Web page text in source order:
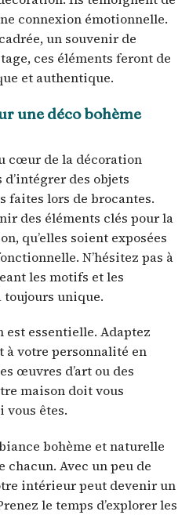
connexion émotionnelle.
un souvenir de
ces éléments feront de
et authentique.
une déco bohème
cœur de la décoration
des objets
faites lors de brocantes.
des éléments clés pour la
qu’elles soient exposées
N’hésitez pas à
les motifs et les
toujours unique.
essentielle. Adaptez
à votre personnalité en
œuvres d’art ou des
maison doit vous
vous êtes.
bohème et naturelle
chacun. Avec un peu de
intérieur peut devenir un
le temps d’explorer les